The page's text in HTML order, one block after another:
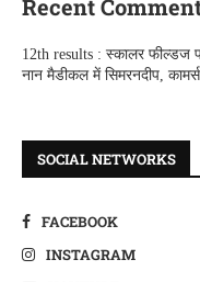
Recent
12th results : स्कालर फील्डज
नान मैडीकल में सिमरनदीप,
SOCIAL NETWORKS
FACEBOOK
INSTAGRAM